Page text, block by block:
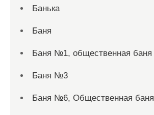
Банька
Баня
Баня №1, общественная баня
Баня №3
Баня №6, Общественная баня